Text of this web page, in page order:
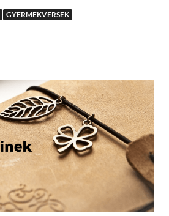
GYERMEKVERSEK